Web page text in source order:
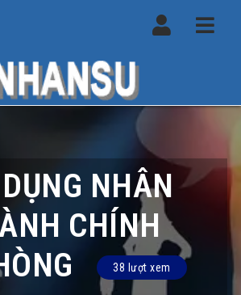
NHÂN
CHÍNH
38 lượt xem